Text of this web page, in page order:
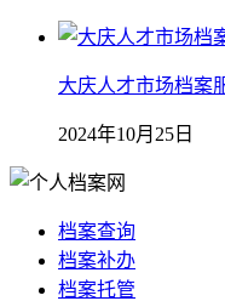
大庆人才市场档案
2024年10月25日
档案查询
档案补办
档案托管